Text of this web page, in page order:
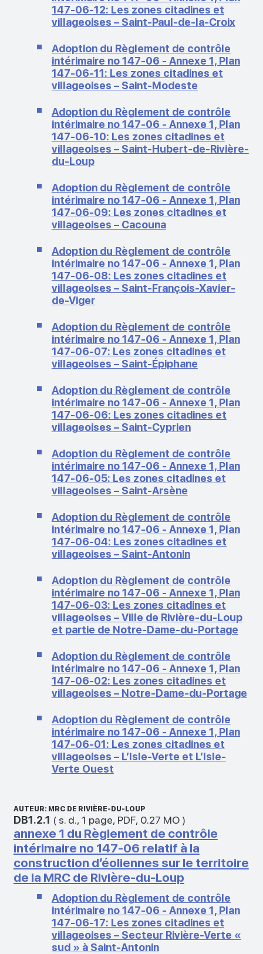
147-06-12: Les zones citadines et
villageoises – Saint-Paul-de-la-Croix
Adoption du Règlement de contrôle
intérimaire no 147-06 - Annexe 1, Plan
147-06-11: Les zones citadines et
villageoises – Saint-Modeste
Adoption du Règlement de contrôle
intérimaire no 147-06 - Annexe 1, Plan
147-06-10: Les zones citadines et
villageoises – Saint-Hubert-de-Rivière-
du-Loup
Adoption du Règlement de contrôle
intérimaire no 147-06 - Annexe 1, Plan
147-06-09: Les zones citadines et
villageoises – Cacouna
Adoption du Règlement de contrôle
intérimaire no 147-06 - Annexe 1, Plan
147-06-08: Les zones citadines et
villageoises – Saint-François-Xavier-
de-Viger
Adoption du Règlement de contrôle
intérimaire no 147-06 - Annexe 1, Plan
147-06-07: Les zones citadines et
villageoises – Saint-Épiphane
Adoption du Règlement de contrôle
intérimaire no 147-06 - Annexe 1, Plan
147-06-06: Les zones citadines et
villageoises – Saint-Cyprien
Adoption du Règlement de contrôle
intérimaire no 147-06 - Annexe 1, Plan
147-06-05: Les zones citadines et
villageoises – Saint-Arsène
Adoption du Règlement de contrôle
intérimaire no 147-06 - Annexe 1, Plan
147-06-04: Les zones citadines et
villageoises – Saint-Antonin
Adoption du Règlement de contrôle
intérimaire no 147-06 - Annexe 1, Plan
147-06-03: Les zones citadines et
villageoises – Ville de Rivière-du-Loup
et partie de Notre-Dame-du-Portage
Adoption du Règlement de contrôle
intérimaire no 147-06 - Annexe 1, Plan
147-06-02: Les zones citadines et
villageoises – Notre-Dame-du-Portage
Adoption du Règlement de contrôle
intérimaire no 147-06 - Annexe 1, Plan
147-06-01: Les zones citadines et
villageoises – L’Isle-Verte et L’Isle-
Verte Ouest
AUTEUR: MRC DE RIVIÈRE-DU-LOUP
DB1.2.1 ( s. d., 1 page, PDF, 0.27 MO)
annexe 1 du Règlement de contrôle
intérimaire no 147-06 relatif à la
construction d’éoliennes sur le territoire
de la MRC de Rivière-du-Loup
Adoption du Règlement de contrôle
intérimaire no 147-06 - Annexe 1, Plan
147-06-17: Les zones citadines et
villageoises – Secteur Rivière-Verte «
sud » à Saint-Antonin